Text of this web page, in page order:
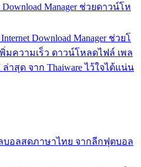
Manager ช่วยดาวน์โห
Download Manager ช่วยโ
มความเร็ว ดาวน์โหลดไฟล์ เพล
าสุด จาก Thaiware ไว้ใจได้แน่น
ลบอลสดภาษาไทย จากลีกฟุตบอล